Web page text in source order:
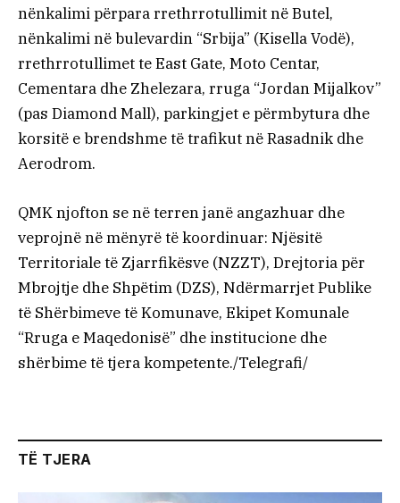
nënkalimi përpara rrethrrotullimit në Butel,
nënkalimi në bulevardin “Srbija” (Kisella Vodë),
rrethrrotullimet te East Gate, Moto Centar,
Cementara dhe Zhelezara, rruga “Jordan Mijalkov”
(pas Diamond Mall), parkingjet e përmbytura dhe
korsitë e brendshme të trafikut në Rasadnik dhe
Aerodrom.
QMK njofton se në terren janë angazhuar dhe
veprojnë në mënyrë të koordinuar: Njësitë
Territoriale të Zjarrfikësve (NZZT), Drejtoria për
Mbrojtje dhe Shpëtim (DZS), Ndërmarrjet Publike
të Shërbimeve të Komunave, Ekipet Komunale
“Rruga e Maqedonisë” dhe institucione dhe
shërbime të tjera kompetente./Telegrafi/
TË TJERA